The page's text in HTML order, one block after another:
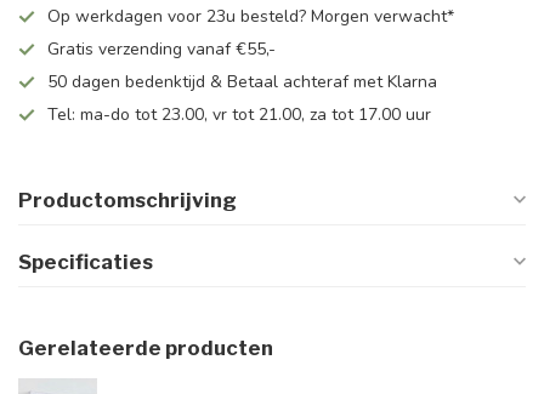
Op werkdagen voor 23u besteld? Morgen verwacht*
Gratis verzending vanaf €55,-
50 dagen bedenktijd & Betaal achteraf met Klarna
Tel: ma-do tot 23.00, vr tot 21.00, za tot 17.00 uur
Productomschrijving
Specificaties
Gerelateerde producten